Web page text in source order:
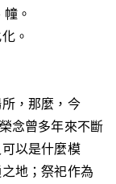
。
。
，那麼，今
念曾多年來不斷
以是什麼模
地；祭祀作為